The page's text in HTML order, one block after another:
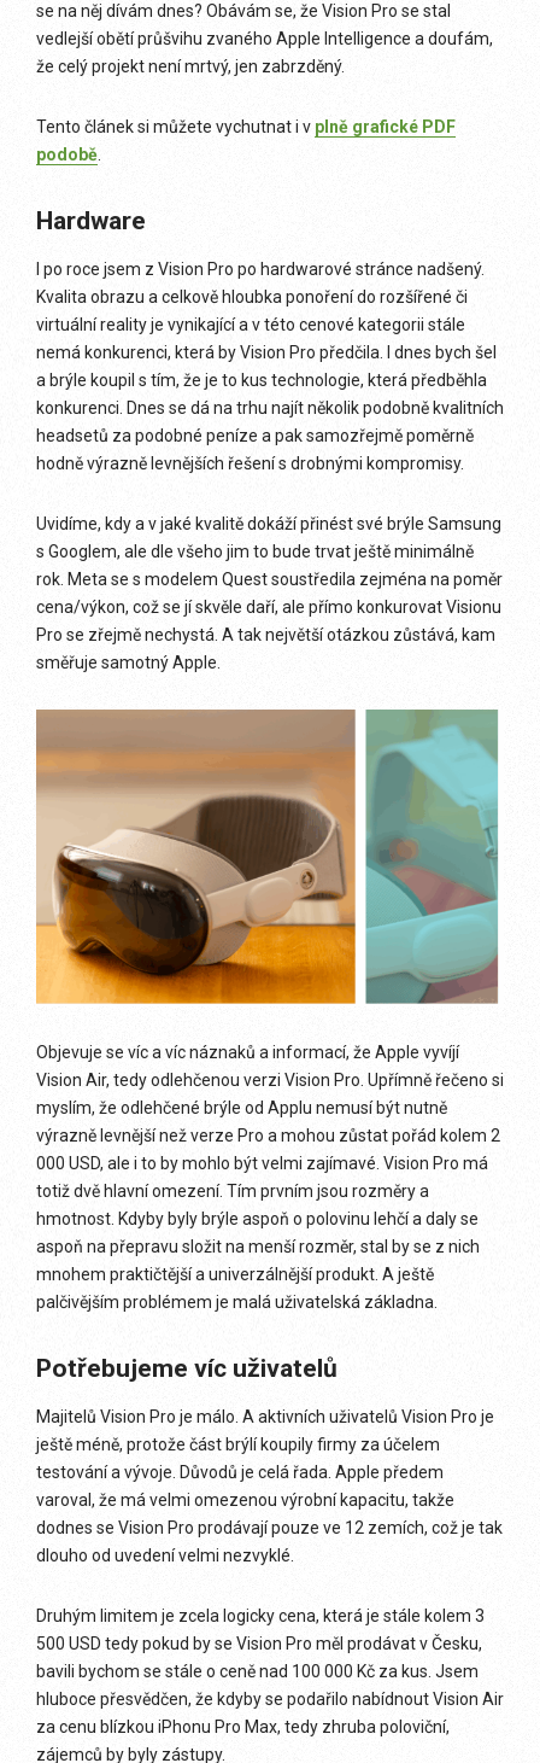
se na něj dívám dnes? Obávám se, že Vision Pro se stal
vedlejší obětí průšvihu zvaného Apple Intelligence a doufám,
že celý projekt není mrtvý, jen zabrzděný.
Tento článek si můžete vychutnat i v plně grafické PDF
podobě
Hardware
I po roce jsem z Vision Pro po hardwarové stránce nadšený.
Kvalita obrazu a celkově hloubka ponoření do rozšířené či
virtuální reality je vynikající a v této cenové kategorii stále
nemá konkurenci, která by Vision Pro předčila. I dnes bych šel
a brýle koupil s tím, že je to kus technologie, která předběhla
konkurenci. Dnes se dá na trhu najít několik podobně kvalitních
headsetů za podobné peníze a pak samozřejmě poměrně
hodně výrazně levnějších řešení s drobnými kompromisy.
Uvidíme, kdy a v jaké kvalitě dokáží přinést své brýle Samsung
s Googlem, ale dle všeho jim to bude trvat ještě minimálně
rok. Meta se s modelem Quest soustředila zejména na poměr
cena/výkon, což se jí skvěle daří, ale přímo konkurovat Visionu
Pro se zřejmě nechystá. A tak největší otázkou zůstává, kam
směřuje samotný Apple.
Objevuje se víc a víc náznaků a informací, že Apple vyvíjí
Vision Air, tedy odlehčenou verzi Vision Pro. Upřímně řečeno si
myslím, že odlehčené brýle od Applu nemusí být nutně
výrazně levnější než verze Pro a mohou zůstat pořád kolem 2
000 USD, ale i to by mohlo být velmi zajímavé. Vision Pro má
totiž dvě hlavní omezení. Tím prvním jsou rozměry a
hmotnost. Kdyby byly brýle aspoň o polovinu lehčí a daly se
aspoň na přepravu složit na menší rozměr, stal by se z nich
mnohem praktičtější a univerzálnější produkt. A ještě
palčivějším problémem je malá uživatelská základna.
Potřebujeme víc uživatelů
Majitelů Vision Pro je málo. A aktivních uživatelů Vision Pro je
ještě méně, protože část brýlí koupily firmy za účelem
testování a vývoje. Důvodů je celá řada. Apple předem
varoval, že má velmi omezenou výrobní kapacitu, takže
dodnes se Vision Pro prodávají pouze ve 12 zemích, což je tak
dlouho od uvedení velmi nezvyklé.
Druhým limitem je zcela logicky cena, která je stále kolem 3
500 USD tedy pokud by se Vision Pro měl prodávat v Česku,
bavili bychom se stále o ceně nad 100 000 Kč za kus. Jsem
hluboce přesvědčen, že kdyby se podařilo nabídnout Vision Air
za cenu blízkou iPhonu Pro Max, tedy zhruba poloviční,
zájemců by byly zástupy.